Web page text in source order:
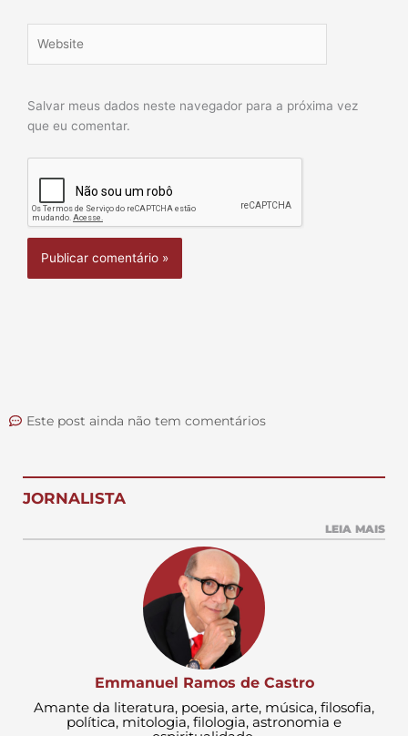
Salvar meus dados neste navegador para a próxima vez
que eu comentar.
Este post ainda não tem comentários
JORNALISTA
LEIA MAIS
Emmanuel Ramos de Castro
Amante da literatura, poesia, arte, música, filosofia,
política, mitologia, filologia, astronomia e